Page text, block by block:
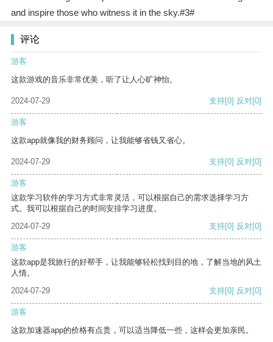
and inspire those who witness it in the sky.#3#
评论
游客
这款游戏的音乐非常优美，听了让人心旷神怡。
2024-07-29 支持[0] 反对[0]
游客
这款app就像我的财务顾问，让我能够省钱又省心。
2024-07-29 支持[0] 反对[0]
游客
这款学习软件的学习方式非常灵活，可以根据自己的需求选择学习方
式。我可以根据自己的时间安排学习进度。
2024-07-29
支持[0] 反对[0]
游客
这款app是我旅行的好帮手，让我能够轻松找到目的地，了解当地的风土
人情。
2024-07-29
支持[0] 反对[0]
游客
这款加速器app的价格有点贵，可以适当降低一些，这样会更加亲民。